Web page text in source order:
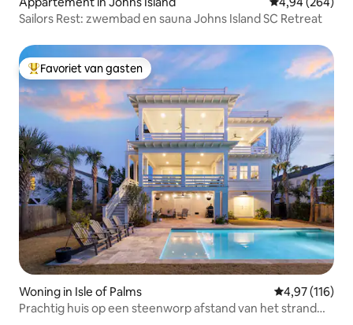
Sailors Rest: zwembad en sauna Johns Island SC Retreat
Topfavoriet van gasten
Favoriet van gasten
Woning in Isle of Palms Gemiddelde
4,97 (116)
Prachtig huis op een steenworp afstand van het strand